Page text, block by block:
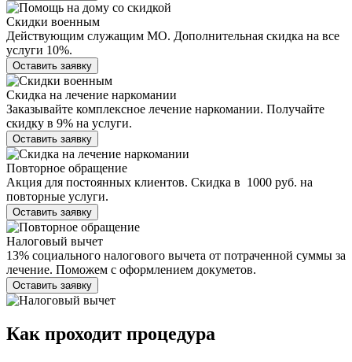
Скидки военным
Действующим служащим МО. Дополнительная скидка на все
услуги 10%.
Оставить заявку
Скидка на лечение наркомании
Заказывайте комплексное лечение наркомании. Получайте
скидку в 9% на услуги.
Оставить заявку
Повторное обращение
Акция для постоянных клиентов. Скидка в 1000 руб. на
повторные услуги.
Оставить заявку
Налоговый вычет
13% социального налогового вычета от потраченной суммы за
лечение. Поможем с оформлением докуметов.
Оставить заявку
Как проходит процедура